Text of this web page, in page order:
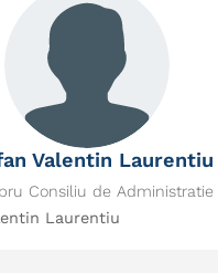
Valentin Laurentiu
Consiliu de Administratie
Laurentiu